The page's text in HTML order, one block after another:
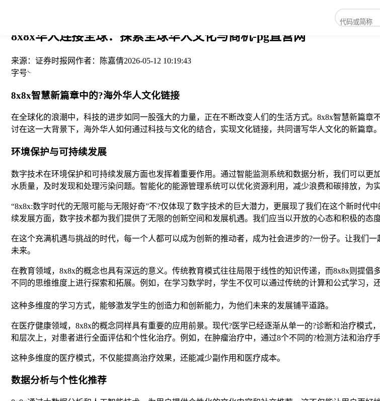
8x8x华人连接全球：探索全球华人文化与商机-pg直营网
来源： 证券时报网作者： 陈嘉倩2026-05-12 10:19:43
字号
8x8x智慧新篇章中的?海外华人文化链接
在全球化的浪潮中，科技的进步如同一股强大的力量，正在不断改变人们的生活方式。8x8x智慧新篇
讨在这一大背景下，海外华人如何通过科技与文化的结合，实现文化链接，共同谱写华人文化的新篇章。
环境保护与可持续发展
数字技术在环境保护和可持续发展方面也发挥着重要作用。通过智能监测系统和数据分析，我们可以
水质量，及时发现和处理污染问题。智能化的能源管理系统可以优化资源利用，减少浪费和碳排放，为
“8x8x:数字时代的无限可能与无限好奇”不?仅体现了数字技术的巨大潜力，更展现了我们在这个新时
续发展方面，数字技术都为我们提供了无限的创新空间和发展机遇。我们应当以开放的心态和积极的态
在这个充满机遇与挑战的时代，每一个人都可以成为创新的推动者，成为社会进步的?一份子。让我们
未来。
在教育领域，8x8x的概念也具有深远的意义。传统教育模式往往局限于线性的知识传递，而8x8x则提
不同的思维维度上进行探索和拓展。例如，在学习数学时，学生不仅可以通过传统的计算和公式学习，
这种多维度的学习方式，能够激发学生的创造力和创新能力，为他们未来的发展铺平道路。
在医疗健康领域，8x8x的概念同样具有重要的应用前景。现代?医学已经逐渐从单一的?诊断和治疗模
和层次上，对患者进行全面评估和个性化治疗。例如，在肿瘤治疗中，通过8个不同的?检测方法和治疗
这种多维度的医疗模式，不仅能提高治疗效果，还能减少副作用和医疗成本。
数据分析与个性化推荐